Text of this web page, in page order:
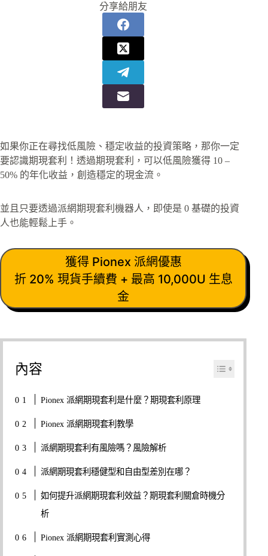
分享給朋友
如果你正在尋找低風險、穩定收益的投資策略，那你一定
要認識期現套利！透過期現套利，可以低風險獲得 10 –
50% 的年化收益，創造穩定的現金流。
並且只要透過派網期現套利機器人，即使是 0 基礎的投資
人也能輕鬆上手。
獲得 Pionex 派網優惠
折 20% 現貨手續費 + 最高 10,000U 生息
金
內容
Pionex 派網期現套利是什麼？期現套利原理
Pionex 派網期現套利教學
派網期現套利有風險嗎？風險解析
派網期現套利穩健型和自由型差別在哪？
如何提升派網期現套利效益？期現套利關倉時機分
析
Pionex 派網期現套利實測心得